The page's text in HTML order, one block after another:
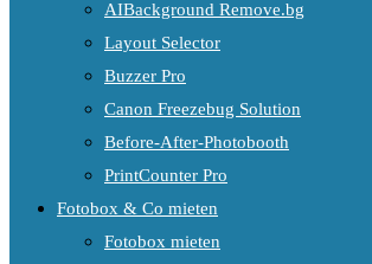
AIBackground Remove.bg
Layout Selector
Buzzer Pro
Canon Freezebug Solution
Before-After-Photobooth
PrintCounter Pro
Fotobox & Co mieten
Fotobox mieten